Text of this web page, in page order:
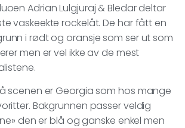
Adrian Lulgjuraj & Bledar deltar
vaskeekte rockelåt. De har fått en
i rødt og oransje som ser ut som
men er vel ikke av de mest
scenen er Georgia som hos mange
Bakgrunnen passer veldig
den er blå og ganske enkel men